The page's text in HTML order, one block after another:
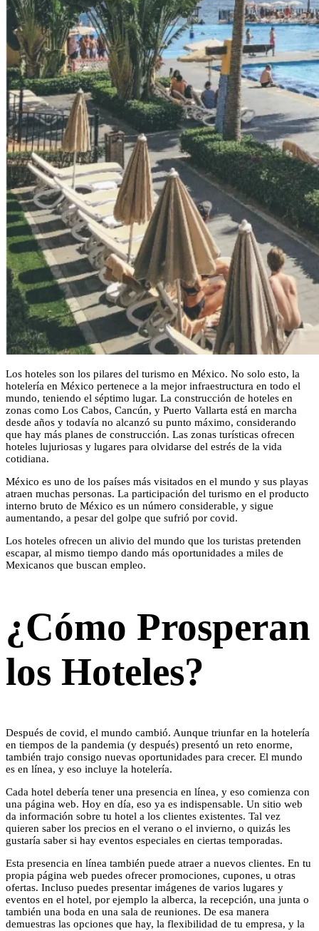
Los hoteles son los pilares del turismo en México. No solo esto, la
hotelería en México pertenece a la mejor infraestructura en todo el
mundo, teniendo el séptimo lugar. La construcción de hoteles en
zonas como Los Cabos, Cancún, y Puerto Vallarta está en marcha
desde años y todavía no alcanzó su punto máximo, considerando
que hay más planes de construcción. Las zonas turísticas ofrecen
hoteles lujuriosas y lugares para olvidarse del estrés de la vida
cotidiana.
México es uno de los países más visitados en el mundo y sus playas
atraen muchas personas. La participación del turismo en el producto
interno bruto de México es un número considerable, y sigue
aumentando, a pesar del golpe que sufrió por covid.
Los hoteles ofrecen un alivio del mundo que los turistas pretenden
escapar, al mismo tiempo dando más oportunidades a miles de
Mexicanos que buscan empleo.
¿Cómo Prosperan
los Hoteles?
Después de covid, el mundo cambió. Aunque triunfar en la hotelería
en tiempos de la pandemia (y después) presentó un reto enorme,
también trajo consigo nuevas oportunidades para crecer. El mundo
es en línea, y eso incluye la hotelería.
Cada hotel debería tener una presencia en línea, y eso comienza con
una página web. Hoy en día, eso ya es indispensable. Un sitio web
da información sobre tu hotel a los clientes existentes. Tal vez
quieren saber los precios en el verano o el invierno, o quizás les
gustaría saber si hay eventos especiales en ciertas temporadas.
Esta presencia en línea también puede atraer a nuevos clientes. En tu
propia página web puedes ofrecer promociones, cupones, u otras
ofertas. Incluso puedes presentar imágenes de varios lugares y
eventos en el hotel, por ejemplo la alberca, la recepción, una junta o
también una boda en una sala de reuniones. De esa manera
demuestras las opciones que hay, la flexibilidad de tu empresa, y la